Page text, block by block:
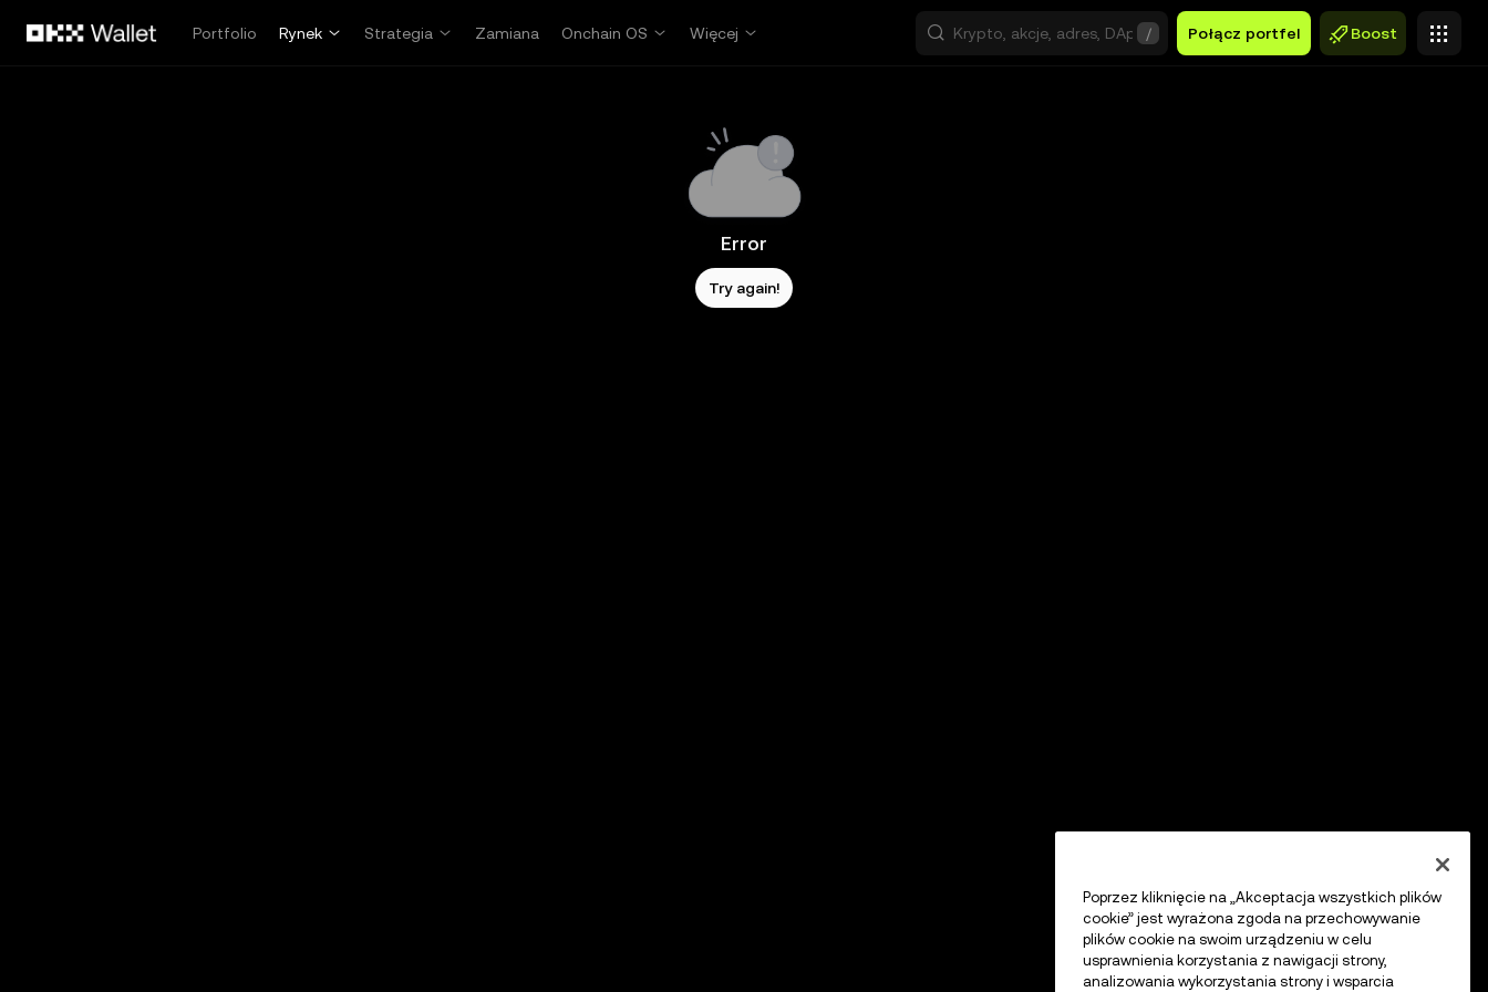
Portfolio
Rynek Strategia Zamiana Onchain OS Więcej / Połącz portfel Boost
Error
Try again!
Poprzez kliknięcie na „Akceptacja wszystkich plików
cookie” jest wyrażona zgoda na przechowywanie
plików cookie na swoim urządzeniu w celu
usprawnienia korzystania z nawigacji strony,
analizowania wykorzystania strony i wsparcia